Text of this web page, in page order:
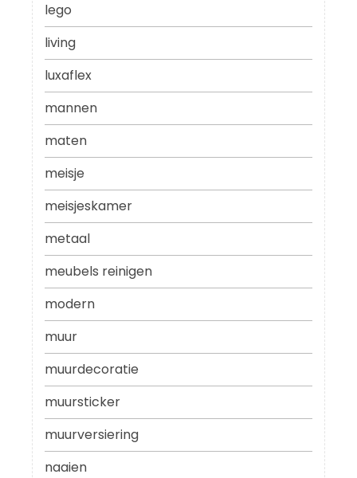
lego
living
luxaflex
mannen
maten
meisje
meisjeskamer
metaal
meubels reinigen
modern
muur
muurdecoratie
muursticker
muurversiering
naaien